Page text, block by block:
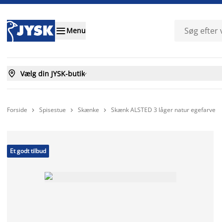
Menu
 Vælg din JYSK-butik
Forside  Spisestue  Skænke  Skænk ALSTED 3 låger natur egefarve
Et godt tilbud